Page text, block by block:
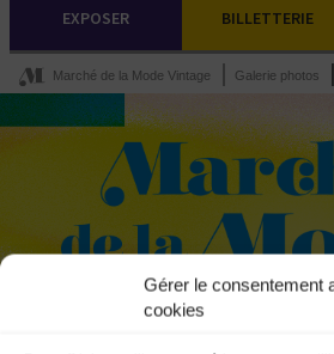
Gérer le consentement
cookies
EXPOSER BILLETTERIE
Marché de la Mode Vintage Galerie photos